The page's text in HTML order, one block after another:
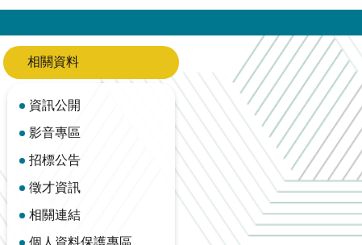
相關資料
資訊公開
影音專區
招標公告
徵才資訊
相關連結
個人資料保護專區